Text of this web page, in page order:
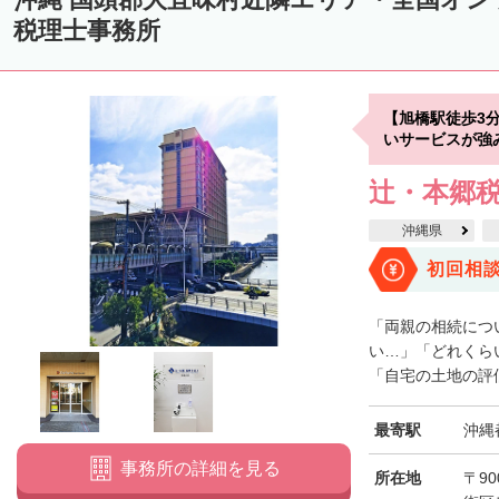
税理士事務所
【旭橋駅徒歩3
いサービスが強
辻・本郷
沖縄県
初回相
「両親の相続に
い…」「どれくら
「自宅の土地の
最寄駅 沖縄
所在地
〒
事務所の詳細を見る